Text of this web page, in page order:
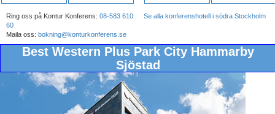
Ring oss på Kontur Konferens: 08-583 610
60
Maila oss: bokning@konturkonferens.se
Se alla konferenshotell i södra Stockholm
Best Western Plus Park City Hammarby
Sjöstad